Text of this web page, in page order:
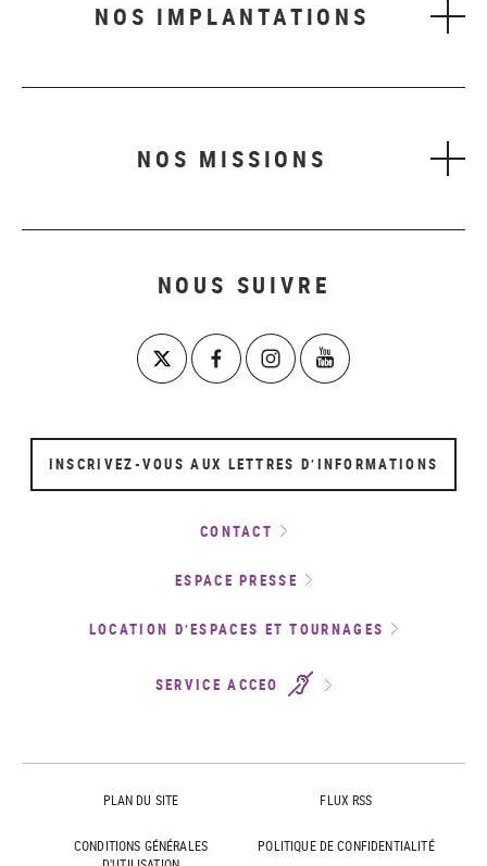
NOS IMPLANTATIONS
NOS MISSIONS
NOUS SUIVRE
INSCRIVEZ-VOUS AUX LETTRES D’INFORMATIONS
CONTACT
ESPACE PRESSE
LOCATION D’ESPACES ET TOURNAGES
SERVICE ACCEO
PLAN DU SITE FLUX RSS
CONDITIONS GÉNÉRALES
POLITIQUE DE CONFIDENTIALITÉ